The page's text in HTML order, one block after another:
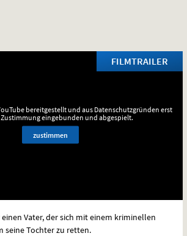
FILMTRAILER
bereitgestellt und aus Datenschutzgründen erst
Zustimmung eingebunden und abgespielt.
zustimmen
Vater, der sich mit einem kriminellen
seine Tochter zu retten.